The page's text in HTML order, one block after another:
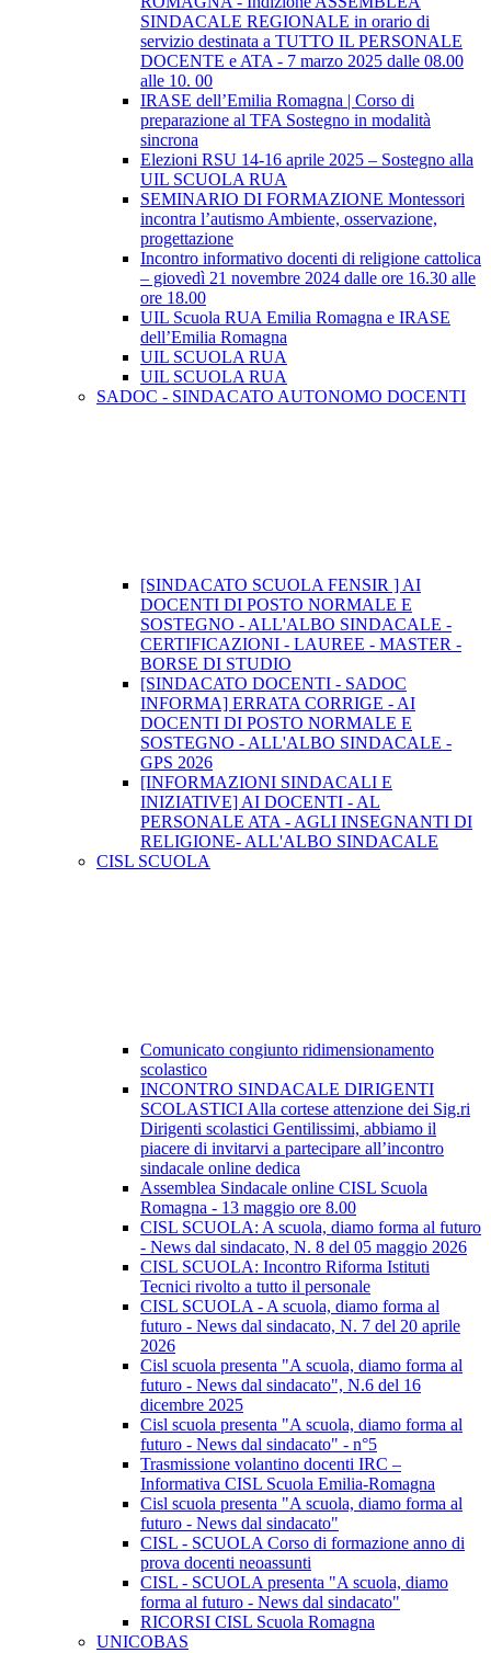
SINDACALE REGIONALE in orario di
servizio destinata a TUTTO IL PERSONALE
DOCENTE e ATA - 7 marzo 2025 dalle 08.00
alle 10. 00
IRASE dell’Emilia Romagna | Corso di
preparazione al TFA Sostegno in modalità
sincrona
Elezioni RSU 14-16 aprile 2025 – Sostegno alla
UIL SCUOLA RUA
SEMINARIO DI FORMAZIONE Montessori
incontra l’autismo Ambiente, osservazione,
progettazione
Incontro informativo docenti di religione cattolica
– giovedì 21 novembre 2024 dalle ore 16.30 alle
ore 18.00
UIL Scuola RUA Emilia Romagna e IRASE
dell’Emilia Romagna
UIL SCUOLA RUA
UIL SCUOLA RUA
SADOC - SINDACATO AUTONOMO DOCENTI
[SINDACATO SCUOLA FENSIR ] AI
DOCENTI DI POSTO NORMALE E
SOSTEGNO - ALL'ALBO SINDACALE -
CERTIFICAZIONI - LAUREE - MASTER -
BORSE DI STUDIO
[SINDACATO DOCENTI - SADOC
INFORMA] ERRATA CORRIGE - AI
DOCENTI DI POSTO NORMALE E
SOSTEGNO - ALL'ALBO SINDACALE -
GPS 2026
[INFORMAZIONI SINDACALI E
INIZIATIVE] AI DOCENTI - AL
PERSONALE ATA - AGLI INSEGNANTI DI
RELIGIONE- ALL'ALBO SINDACALE
CISL SCUOLA
Comunicato congiunto ridimensionamento
scolastico
INCONTRO SINDACALE DIRIGENTI
SCOLASTICI Alla cortese attenzione dei Sig.ri
Dirigenti scolastici Gentilissimi, abbiamo il
piacere di invitarvi a partecipare all’incontro
sindacale online dedica
Assemblea Sindacale online CISL Scuola
Romagna - 13 maggio ore 8.00
CISL SCUOLA: A scuola, diamo forma al futuro
- News dal sindacato, N. 8 del 05 maggio 2026
CISL SCUOLA: Incontro Riforma Istituti
Tecnici rivolto a tutto il personale
CISL SCUOLA - A scuola, diamo forma al
futuro - News dal sindacato, N. 7 del 20 aprile
2026
Cisl scuola presenta "A scuola, diamo forma al
futuro - News dal sindacato", N.6 del 16
dicembre 2025
Cisl scuola presenta "A scuola, diamo forma al
futuro - News dal sindacato" - n°5
Trasmissione volantino docenti IRC –
Informativa CISL Scuola Emilia-Romagna
Cisl scuola presenta "A scuola, diamo forma al
futuro - News dal sindacato"
CISL - SCUOLA Corso di formazione anno di
prova docenti neoassunti
CISL - SCUOLA presenta "A scuola, diamo
forma al futuro - News dal sindacato"
RICORSI CISL Scuola Romagna
UNICOBAS